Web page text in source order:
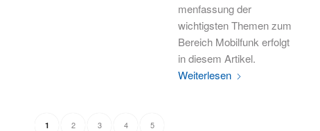
menfassung der
wichtigsten Themen zum
Bereich Mobilfunk erfolgt
in diesem Artikel.
Weiterlesen
1 2 3 4 5